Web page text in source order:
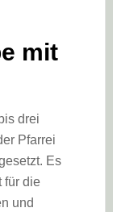
mit
drei
Pfarrei
Es
für die
und